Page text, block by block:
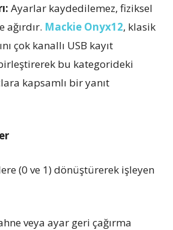
Ayarlar kaydedilemez, fiziksel
ağırdır. Mackie Onyx12, klasik
çok kanallı USB kayıt
bu kategorideki
kapsamlı bir yanıt
(0 ve 1) dönüştürerek işleyen
veya ayar geri çağırma